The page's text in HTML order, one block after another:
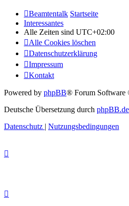
Beamtentalk Startseite
Interessantes
Alle Zeiten sind UTC+02:00
Alle Cookies löschen
Datenschutzerklärung
Impressum
Kontakt
Powered by phpBB® Forum
Deutsche Übersetzung durch phpBB.de
Datenschutz | Nutzungsbedingungen